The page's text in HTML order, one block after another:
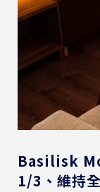
Basilisk
1/3、維持